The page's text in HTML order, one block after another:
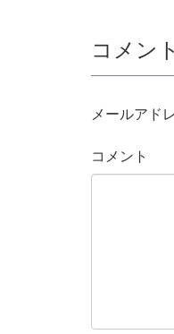
コメン
メールアド
コメント